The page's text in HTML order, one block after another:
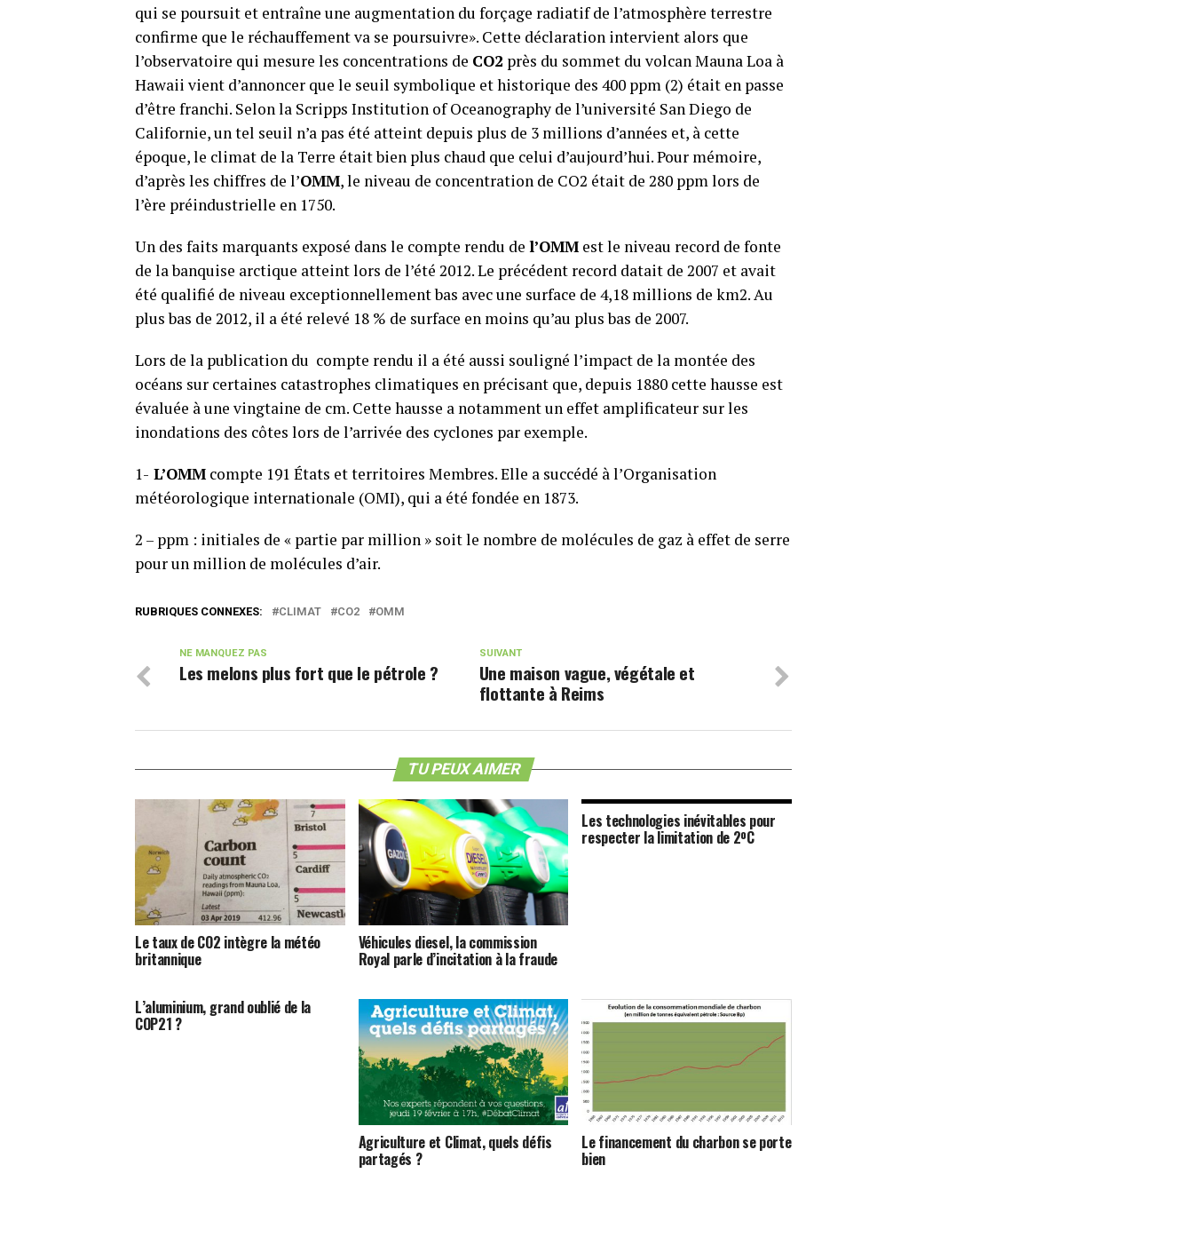
qui se poursuit et entraîne une augmentation du forçage radiatif de l’atmosphère terrestre
confirme que le réchauffement va se poursuivre». Cette déclaration intervient alors que
l’observatoire qui mesure les concentrations de CO2 près du sommet du volcan Mauna Loa à
Hawaii vient d’annoncer que le seuil symbolique et historique des 400 ppm (2) était en passe
d’être franchi. Selon la Scripps Institution of Oceanography de l’université San Diego de
Californie, un tel seuil n’a pas été atteint depuis plus de 3 millions d’années et, à cette
époque, le climat de la Terre était bien plus chaud que celui d’aujourd’hui. Pour mémoire,
d’après les chiffres de l’OMM, le niveau de concentration de CO2 était de 280 ppm lors de
l’ère préindustrielle en 1750.
Un des faits marquants exposé dans le compte rendu de l’OMM est le niveau record de fonte
de la banquise arctique atteint lors de l’été 2012. Le précédent record datait de 2007 et avait
été qualifié de niveau exceptionnellement bas avec une surface de 4,18 millions de km2. Au
plus bas de 2012, il a été relevé 18 % de surface en moins qu’au plus bas de 2007.
Lors de la publication du compte rendu il a été aussi souligné l’impact de la montée des
océans sur certaines catastrophes climatiques en précisant que, depuis 1880 cette hausse est
évaluée à une vingtaine de cm. Cette hausse a notamment un effet amplificateur sur les
inondations des côtes lors de l’arrivée des cyclones par exemple.
1- L’OMM compte 191 États et territoires Membres. Elle a succédé à l’Organisation
météorologique internationale (OMI), qui a été fondée en 1873.
2 – ppm : initiales de « partie par million » soit le nombre de molécules de gaz à effet de serre
pour un million de molécules d’air.
RUBRIQUES CONNEXES: CLIMAT CO2 OMM
SUIVANT
Une maison vague, végétale et
flottante à Reims
NE MANQUEZ PAS
Les melons plus fort que le pétrole ?
TU PEUX AIMER
Le taux de CO2 intègre la météo
britannique
Véhicules diesel, la commission
Royal parle d’incitation à la fraude
Les technologies inévitables pour
respecter la limitation de 2ºC
L’aluminium, grand oublié de la
COP21 ?
Agriculture et Climat, quels défis
partagés ?
Le financement du charbon se porte
bien